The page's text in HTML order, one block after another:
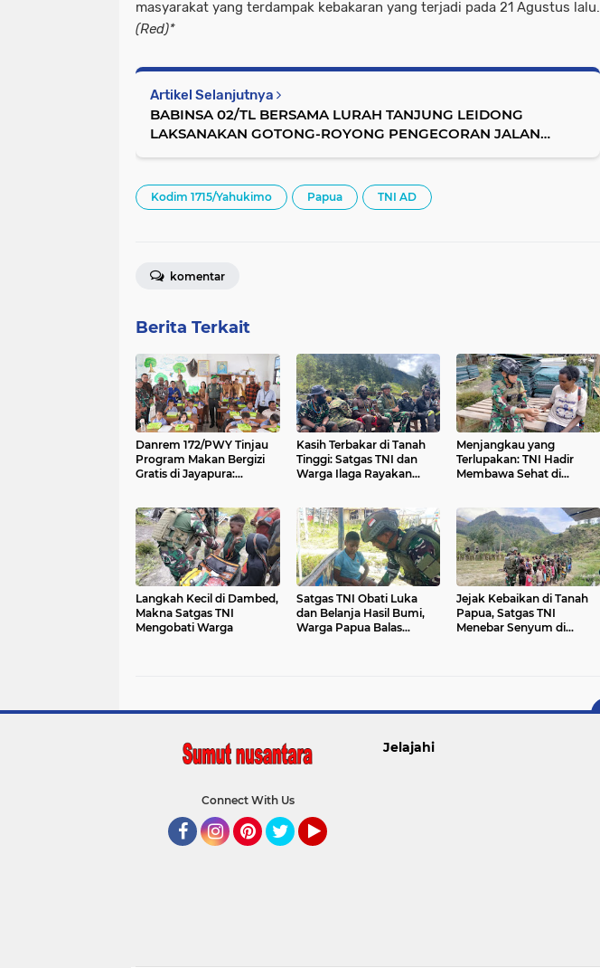
masyarakat yang terdampak kebakaran yang terjadi pada 21 Agustus lalu.
(Red)*
Artikel Selanjutnya
BABINSA 02/TL BERSAMA LURAH TANJUNG LEIDONG
LAKSANAKAN GOTONG-ROYONG PENGECORAN JALAN
Kodim 1715/Yahukimo Papua TNI AD
komentar
Berita Terkait
Danrem 172/PWY Tinjau
Program Makan Bergizi
Gratis di Jayapura:
2045
Kasih Terbakar di Tanah
Tinggi: Satgas TNI dan
Warga Ilaga Rayakan
Menjangkau yang
Terlupakan: TNI Hadir
Membawa Sehat di
Langkah Kecil di Dambed,
Makna Satgas TNI
Mengobati Warga
Satgas TNI Obati Luka
dan Belanja Hasil Bumi,
Warga Papua Balas
Jejak Kebaikan di Tanah
Papua, Satgas TNI
Menebar Senyum di
Connect With Us
Jelajahi